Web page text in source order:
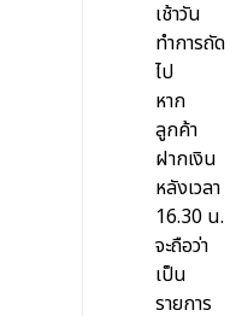
เช้าวัน
ทำการถัด
ไป
หาก
ลูกค้า
ฝากเงิน
หลังเวลา
16.30 น.
จะถือว่า
เป็น
รายการ